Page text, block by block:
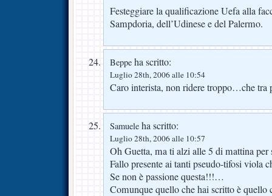
Festeggiare la qualificazione Uefa alla
Sampdoria, dell’Udinese e del Palermo.
Beppe ha scritto:
Luglio 28th, 2006 alle 10:54
Caro interista, non ridere troppo…che tra
Samuele ha scritto:
Luglio 28th, 2006 alle 10:57
Oh Guetta, ma ti alzi alle 5 di mattina
Fallo presente ai tanti pseudo-tifosi viola
Se non è passione questa!!!…
Comunque quello che hai scritto è quello